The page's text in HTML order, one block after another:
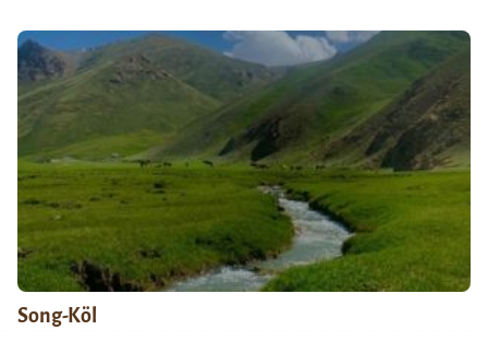
Song-Köl